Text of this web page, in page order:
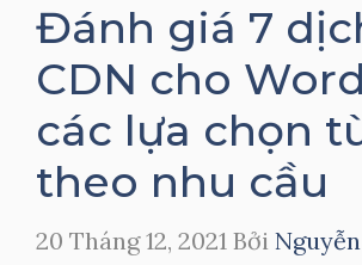
Đánh giá 7
CDN cho
các lựa chọn
theo nhu cầu
20 Tháng 12, 2021 Bởi